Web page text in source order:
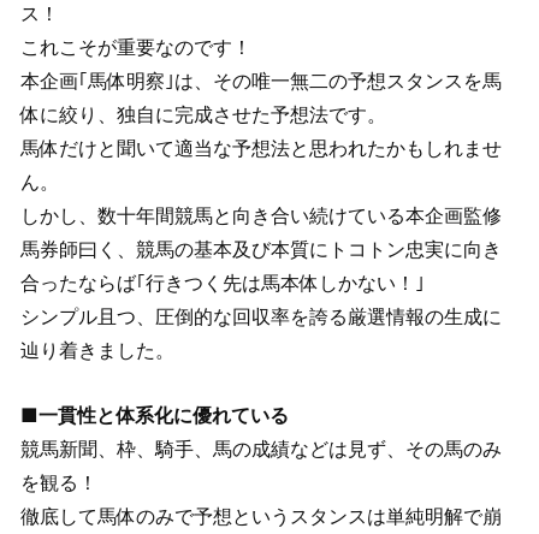
ス！
これこそが重要なのです！
本企画｢馬体明察｣は、その唯一無二の予想スタンスを馬
体に絞り、独自に完成させた予想法です。
馬体だけと聞いて適当な予想法と思われたかもしれませ
ん。
しかし、数十年間競馬と向き合い続けている本企画監修
馬券師曰く、競馬の基本及び本質にトコトン忠実に向き
合ったならば｢行きつく先は馬本体しかない！｣
シンプル且つ、圧倒的な回収率を誇る厳選情報の生成に
辿り着きました。
■一貫性と体系化に優れている
競馬新聞、枠、騎手、馬の成績などは見ず、その馬のみ
を観る！
徹底して馬体のみで予想というスタンスは単純明解で崩